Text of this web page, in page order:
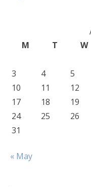
M
T W
3
4 5
10
11 12
17
18 19
24
25 26
31
« May